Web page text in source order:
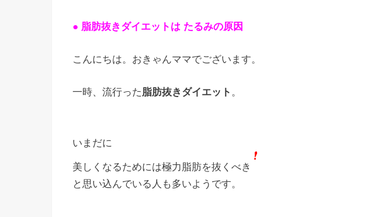
● 脂肪抜きダイエットは たるみの原因
こんにちは。おきゃんママでございます。
一時、流行った脂肪抜きダイエット 。
いまだに
美しくなるためには極力脂肪を抜くべき
と思い込んでいる人も多いようです。